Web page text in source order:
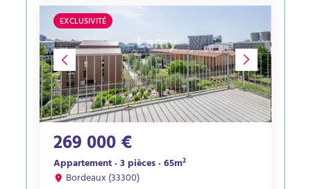
EXCLUSIVITÉ
269 000 €
Appartement · 3 pièces · 65m²
Bordeaux (33300)